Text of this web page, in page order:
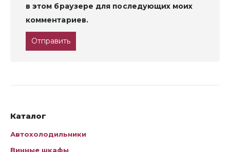
в этом браузере для последующих моих
комментариев.
Каталог
Автохолодильники
Винные шкафы